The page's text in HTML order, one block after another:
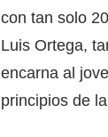
con tan solo
Luis Ortega,
encarna al
principios de